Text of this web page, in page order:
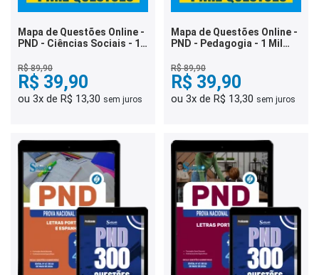
Mapa de Questões Online -
PND - Ciências Sociais - 1
R$ 89,90
R$ 39,90
ou 3x de R$ 13,30 sem juros
Mapa de Questões Online -
PND - Pedagogia - 1 Mil
R$ 89,90
R$ 39,90
ou 3x de R$ 13,30 sem juros